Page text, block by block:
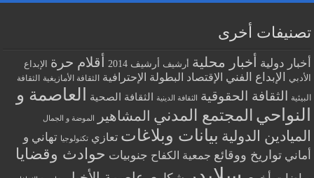
تصنيفات أخرى
أخبار دولية أخبار محلية أرشيف أرشيف 2014 أقلام حرة
الإبداع
الأدبي
الإبداع الفني الإقتصاد البطولة الإحترافية الثقافة الأمازيغية الثقافة
البيئية الثقافة الحقوقية الثقافة الدينية الثقافة الصحية
العاصمة و
النواحي المجتمع المدني المشاهير الموضة و الجمال
الميادين الدولية بيانات وبلاغات تعازي تكنولوجيا تهاني و
أماني تواريخ ووقائع جمعية الكفاح جنوبيات حوادث وقضايا